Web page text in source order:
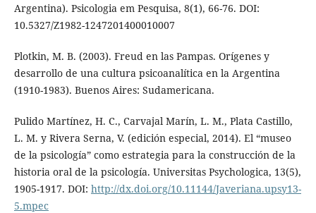
Argentina). Psicologia em Pesquisa, 8(1), 66-76. DOI:
10.5327/Z1982-1247201400010007
Plotkin, M. B. (2003). Freud en las Pampas. Orígenes y
desarrollo de una cultura psicoanalítica en la Argentina
(1910-1983). Buenos Aires: Sudamericana.
Pulido Martínez, H. C., Carvajal Marín, L. M., Plata Castillo,
L. M. y Rivera Serna, V. (edición especial, 2014). El “museo
de la psicología” como estrategia para la construcción de la
historia oral de la psicología. Universitas Psychologica, 13(5),
1905-1917. DOI: http://dx.doi.org/10.11144/Javeriana.upsy13-
5.mpec